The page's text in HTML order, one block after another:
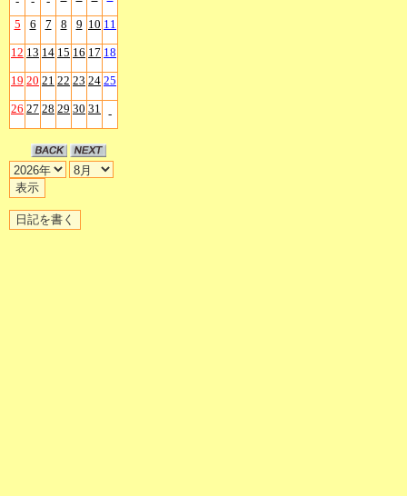
5 6 7 8 9 10 11
12 13 14 15 16 17 18
19 20 21 22 23 24 25
26 27 28 29 30 31 -